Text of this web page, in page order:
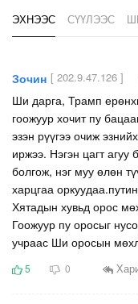
ЭХНЭЭС СҮҮЛЭЭС
Зочин [ 202.9.47.126 ]
Ши дарга, Трамп
гоожуур хочит пу
эзэн рүүгээ очиж
иржээ. Нэгэн цагт
болгож, нэг муу өлөн
харцгаа
Хятадын хувьд орос
Гоожуур пу оросыг
учраас Ши оросын
5 0